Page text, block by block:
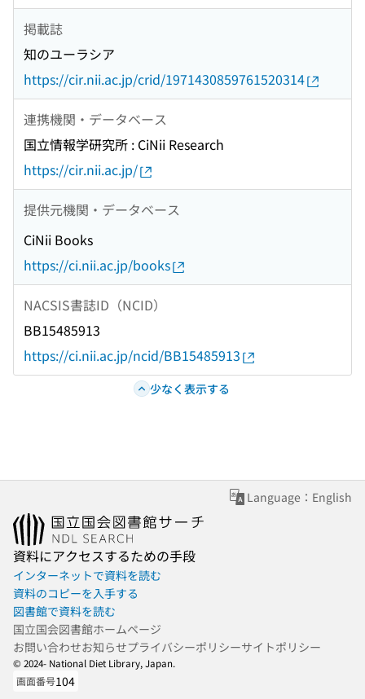
掲載誌
知のユーラシア
https://cir.nii.ac.jp/crid/1971430859761520314
連携機関・データベース
国立情報学研究所 : CiNii Research
https://cir.nii.ac.jp/
提供元機関・データベース
CiNii Books
https://ci.nii.ac.jp/books
NACSIS書誌ID（NCID）
BB15485913
https://ci.nii.ac.jp/ncid/BB15485913
少なく表示する
Language：English
資料にアクセスするための手段
インターネットで資料を読む
資料のコピーを入手する
図書館で資料を読む
国立国会図書館ホームページ
お問い合わせお知らせプライバシーポリシーサイトポリシー
© 2024- National Diet Library, Japan.
画面番号104